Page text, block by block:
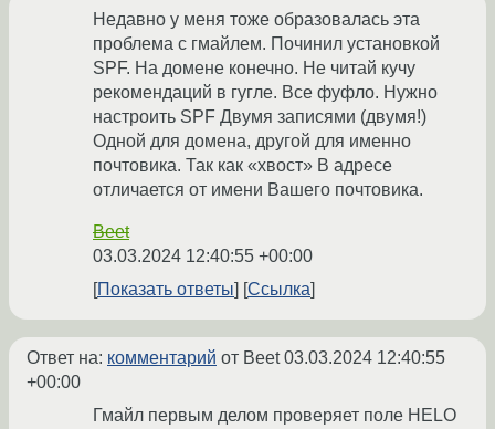
Недавно у меня тоже образовалась эта
проблема с гмайлем. Починил установкой
SPF. На домене конечно. Не читай кучу
рекомендаций в гугле. Все фуфло. Нужно
настроить SPF Двумя записями (двумя!)
Одной для домена, другой для именно
почтовика. Так как «хвост» В адресе
отличается от имени Вашего почтовика.
Beet
03.03.2024 12:40:55 +00:00
Показать ответы
Ссылка
Ответ на: комментарий от Beet03.03.2024 12:40:55
+00:00
Гмайл первым делом проверяет поле HELO